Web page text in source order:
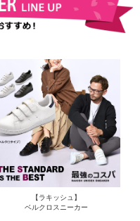
【ラキッシュ】
ベルクロスニーカー